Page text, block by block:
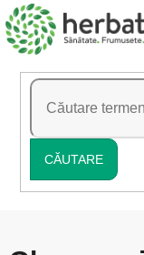
Treci
la
conținut
CĂUTARE